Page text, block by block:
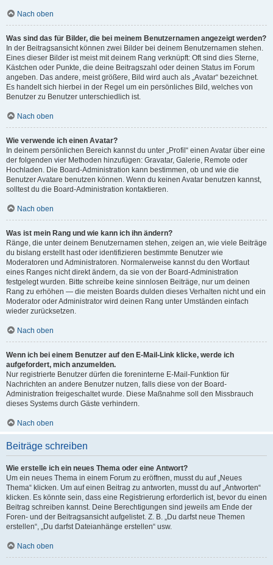
Nach oben
Was sind das für Bilder, die bei meinem Benutzernamen angezeigt werden?
In der Beitragsansicht können zwei Bilder bei deinem Benutzernamen stehen.
Eines dieser Bilder ist meist mit deinem Rang verknüpft: Oft sind dies Sterne,
Kästchen oder Punkte, die deine Beitragszahl oder deinen Status im Forum
angeben. Das andere, meist größere, Bild wird auch als „Avatar“ bezeichnet.
Es handelt sich hierbei in der Regel um ein persönliches Bild, welches von
Benutzer zu Benutzer unterschiedlich ist.
Nach oben
Wie verwende ich einen Avatar?
In deinem persönlichen Bereich kannst du unter „Profil“ einen Avatar über eine
der folgenden vier Methoden hinzufügen: Gravatar, Galerie, Remote oder
Hochladen. Die Board-Administration kann bestimmen, ob und wie die
Benutzer Avatare benutzen können. Wenn du keinen Avatar benutzen kannst,
solltest du die Board-Administration kontaktieren.
Nach oben
Was ist mein Rang und wie kann ich ihn ändern?
Ränge, die unter deinem Benutzernamen stehen, zeigen an, wie viele Beiträge
du bislang erstellt hast oder identifizieren bestimmte Benutzer wie
Moderatoren und Administratoren. Normalerweise kannst du den Wortlaut
eines Ranges nicht direkt ändern, da sie von der Board-Administration
festgelegt wurden. Bitte schreibe keine sinnlosen Beiträge, nur um deinen
Rang zu erhöhen — die meisten Boards dulden dieses Verhalten nicht und ein
Moderator oder Administrator wird deinen Rang unter Umständen einfach
wieder zurücksetzen.
Nach oben
Wenn ich bei einem Benutzer auf den E-Mail-Link klicke, werde ich
aufgefordert, mich anzumelden.
Nur registrierte Benutzer dürfen die foreninterne E-Mail-Funktion für
Nachrichten an andere Benutzer nutzen, falls diese von der Board-
Administration freigeschaltet wurde. Diese Maßnahme soll den Missbrauch
dieses Systems durch Gäste verhindern.
Nach oben
Beiträge schreiben
Wie erstelle ich ein neues Thema oder eine Antwort?
Um ein neues Thema in einem Forum zu eröffnen, musst du auf „Neues
Thema“ klicken. Um auf einen Beitrag zu antworten, musst du auf „Antworten“
klicken. Es könnte sein, dass eine Registrierung erforderlich ist, bevor du einen
Beitrag schreiben kannst. Deine Berechtigungen sind jeweils am Ende der
Foren- und der Beitragsansicht aufgelistet. Z. B. „Du darfst neue Themen
erstellen“, „Du darfst Dateianhänge erstellen“ usw.
Nach oben